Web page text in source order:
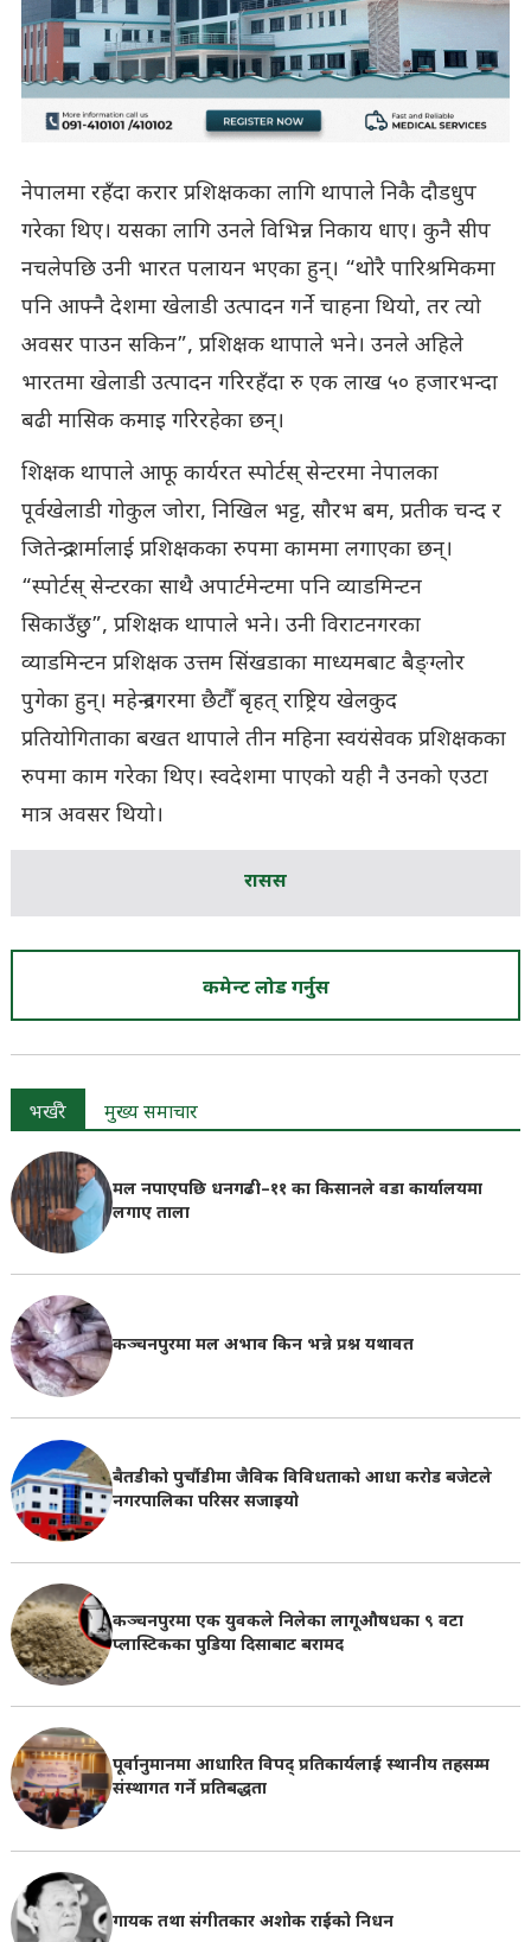
नेपालमा रहँदा करार प्रशिक्षकका लागि थापाले निकै दौडधुप
गरेका थिए। यसका लागि उनले विभिन्न निकाय धाए। कुनै सीप
नचलेपछि उनी भारत पलायन भएका हुन्। “थोरै पारिश्रमिकमा
पनि आफ्नै देशमा खेलाडी उत्पादन गर्ने चाहना थियो, तर त्यो
अवसर पाउन सकिन”, प्रशिक्षक थापाले भने। उनले अहिले
भारतमा खेलाडी उत्पादन गरिरहँदा रु एक लाख ५० हजारभन्दा
बढी मासिक कमाइ गरिरहेका छन्।
शिक्षक थापाले आफू कार्यरत स्पोर्टस् सेन्टरमा नेपालका
पूर्वखेलाडी गोकुल जोरा, निखिल भट्ट, सौरभ बम, प्रतीक चन्द र
जितेन्द्र शर्मालाई प्रशिक्षकका रुपमा काममा लगाएका छन्।
“स्पोर्टस् सेन्टरका साथै अपार्टमेन्टमा पनि व्याडमिन्टन
सिकाउँछु”, प्रशिक्षक थापाले भने। उनी विराटनगरका
व्याडमिन्टन प्रशिक्षक उत्तम सिंखडाका माध्यमबाट बैङ्ग्लोर
पुगेका हुन्। महेन्द्रनगरमा छैटौँ बृहत् राष्ट्रिय खेलकुद
प्रतियोगिताका बखत थापाले तीन महिना स्वयंसेवक प्रशिक्षकका
रुपमा काम गरेका थिए। स्वदेशमा पाएको यही नै उनको एउटा
मात्र अवसर थियो।
रासस
कमेन्ट लोड गर्नुस
भर्खरै मुख्य समाचार
मल नपाएपछि धनगढी–११ का किसानले वडा कार्यालयमा
लगाए ताला
कञ्चनपुरमा मल अभाव किन भन्ने प्रश्न यथावत
बैतडीको पुर्चौडीमा जैविक विविधताको आधा करोड बजेटले
नगरपालिका परिसर सजाइयो
कञ्चनपुरमा एक युवकले निलेका लागूऔषधका ९ वटा
प्लास्टिकका पुडिया दिसाबाट बरामद
पूर्वानुमानमा आधारित विपद् प्रतिकार्यलाई स्थानीय तहसम्म
संस्थागत गर्ने प्रतिबद्धता
गायक तथा संगीतकार अशोक राईको निधन